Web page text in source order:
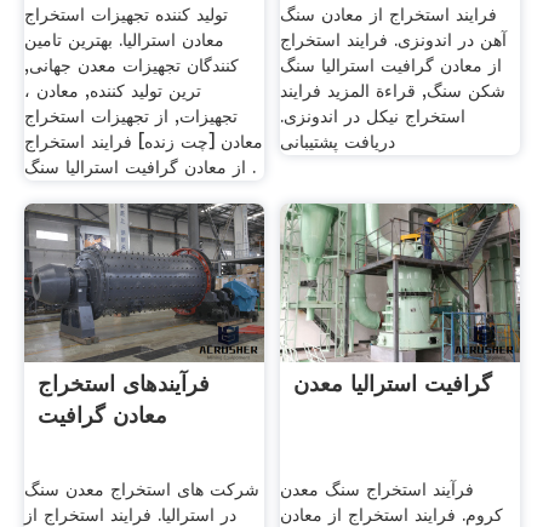
تولید کننده تجهیزات استخراج
معادن استرالیا. بهترین تامین
کنندگان تجهیزات معدن جهانی,
ترین تولید کننده, معادن ،
تجهیزات, از تجهیزات استخراج
معادن [چت زنده] فرایند استخراج
از معادن گرافیت استرالیا سنگ .
فرایند استخراج از معادن سنگ
آهن در اندونزی. فرایند استخراج
از معادن گرافیت استرالیا سنگ
شکن سنگ, قراءة المزيد فرایند
استخراج نیکل در اندونزی.
دریافت پشتیبانی
فرآیندهای استخراج
معادن گرافیت
شرکت های استخراج معدن سنگ
در استرالیا. فرایند استخراج از
گرافیت استرالیا معدن
فرآیند استخراج سنگ معدن
کروم. فرایند استخراج از معادن